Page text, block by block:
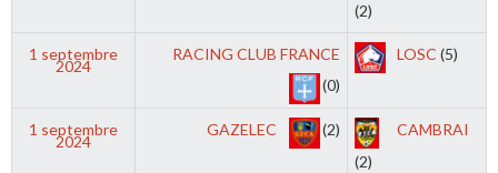
(2)
1 septembre
2024
RACING CLUB FRANCE
(0)
LOSC (5)
1 septembre
2024
GAZELEC (2)
CAMBRAI
(2)